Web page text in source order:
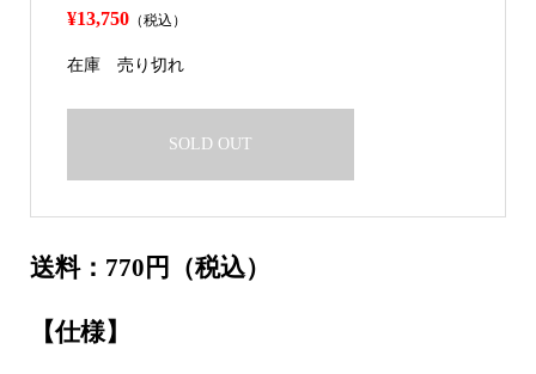
¥13,750（税込）
在庫 売り切れ
SOLD OUT
送料：770円（税込）
【仕様】